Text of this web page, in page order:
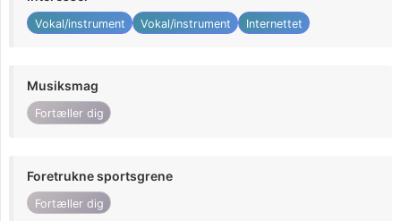
Vokal/instrument Vokal/instrument Internettet
Musiksmag
Fortæller dig
Foretrukne sportsgrene
Fortæller dig